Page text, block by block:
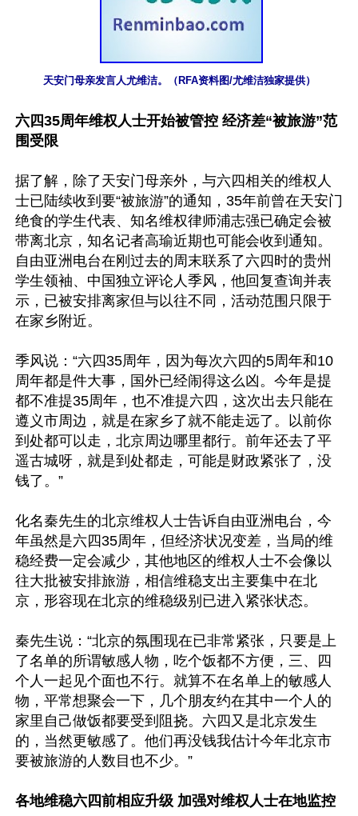
六四35周年维权人士开始被管控 经济差“被旅游”范
围受限
据了解，除了天安门母亲外，与六四相关的维权人
士已陆续收到要“被旅游”的通知，35年前曾在天安门
绝食的学生代表、知名维权律师浦志强已确定会被
带离北京，知名记者高瑜近期也可能会收到通知。
自由亚洲电台在刚过去的周末联系了六四时的贵州
学生领袖、中国独立评论人季风，他回复查询并表
示，已被安排离家但与以往不同，活动范围只限于
在家乡附近。
季风说：“六四35周年，因为每次六四的5周年和10
周年都是件大事，国外已经闹得这么凶。今年是提
都不准提35周年，也不准提六四，这次出去只能在
遵义市周边，就是在家乡了就不能走远了。以前你
到处都可以走，北京周边哪里都行。前年还去了平
遥古城呀，就是到处都走，可能是财政紧张了，没
钱了。”
化名秦先生的北京维权人士告诉自由亚洲电台，今
年虽然是六四35周年，但经济状况变差，当局的维
稳经费一定会减少，其他地区的维权人士不会像以
往大批被安排旅游，相信维稳支出主要集中在北
京，形容现在北京的维稳级别已进入紧张状态。
秦先生说：“北京的氛围现在已非常紧张，只要是上
了名单的所谓敏感人物，吃个饭都不方便，三、四
个人一起见个面也不行。就算不在名单上的敏感人
物，平常想聚会一下，几个朋友约在其中一个人的
家里自己做饭都要受到阻挠。六四又是北京发生
的，当然更敏感了。他们再没钱我估计今年北京市
要被旅游的人数目也不少。”
各地维稳六四前相应升级 加强对维权人士在地监控